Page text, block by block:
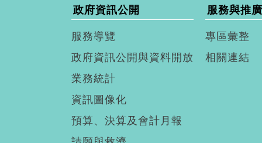
政府資訊公開
服務導覽
政府資訊公開與資料開放
業務統計
資訊圖像化
預算、決算及會計月報
服務與推廣
專區彙整
相關連結